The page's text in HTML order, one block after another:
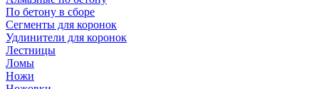
По бетону в сборе
Сегменты для коронок
Удлинители для коронок
Лестницы
Ломы
Ножи